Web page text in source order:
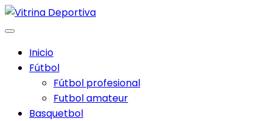
Inicio
Fútbol
Fútbol profesional
Futbol amateur
Basquetbol